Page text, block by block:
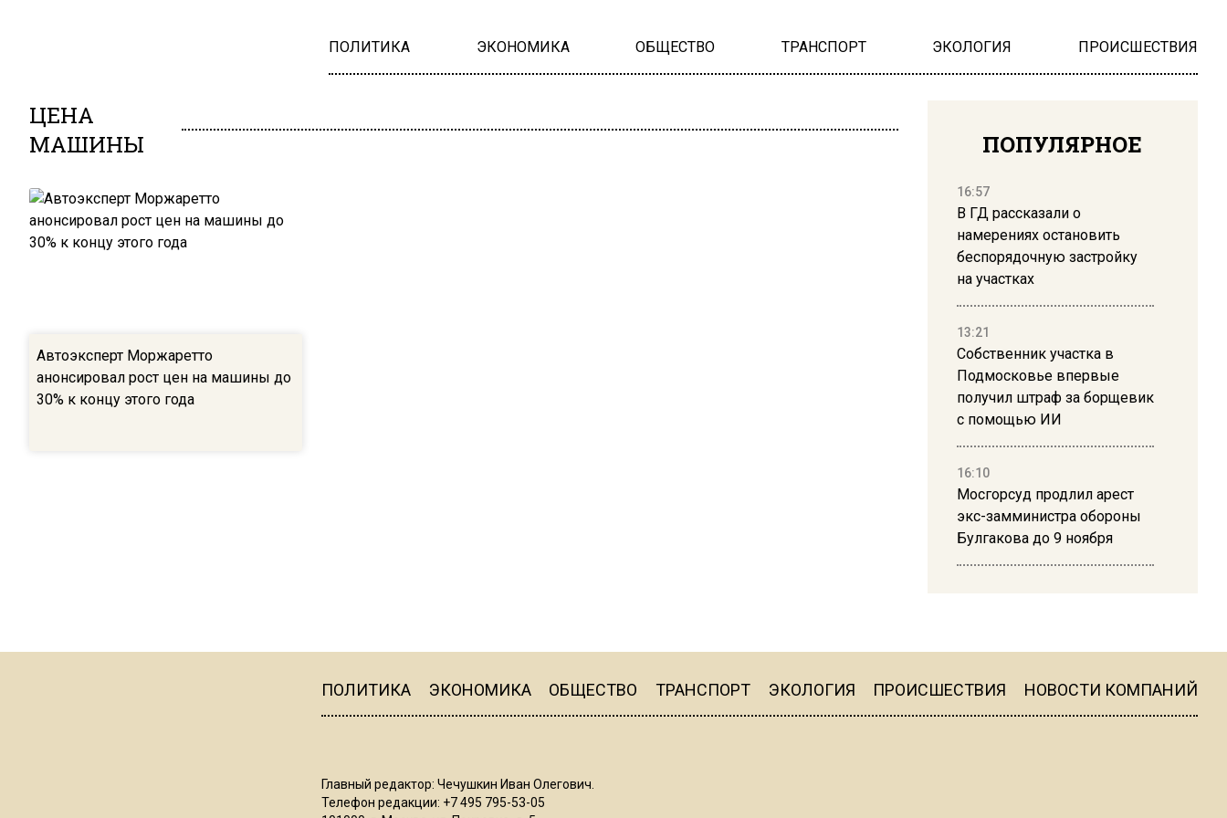
ПОЛИТИКА ЭКОНОМИКА ОБЩЕСТВО ТРАНСПОРТ ЭКОЛОГИЯ ПРОИСШЕСТВИЯ
ЦЕНА
МАШИНЫ
Автоэксперт Моржаретто
анонсировал рост цен на машины до
30% к концу этого года
ПОПУЛЯРНОЕ
16:57
В ГД рассказали о
намерениях остановить
беспорядочную застройку
на участках
13:21
Собственник участка в
Подмосковье впервые
получил штраф за борщевик
с помощью ИИ
16:10
Мосгорсуд продлил арест
экс-замминистра обороны
Булгакова до 9 ноября
16:19
ПОЛИТИКА ЭКОНОМИКА ОБЩЕСТВО ТРАНСПОРТ ЭКОЛОГИЯ ПРОИСШЕСТВИЯ НОВОСТИ КОМПАНИЙ
Главный редактор: Чечушкин Иван Олегович.
Телефон редакции: +7 495 795-53-05